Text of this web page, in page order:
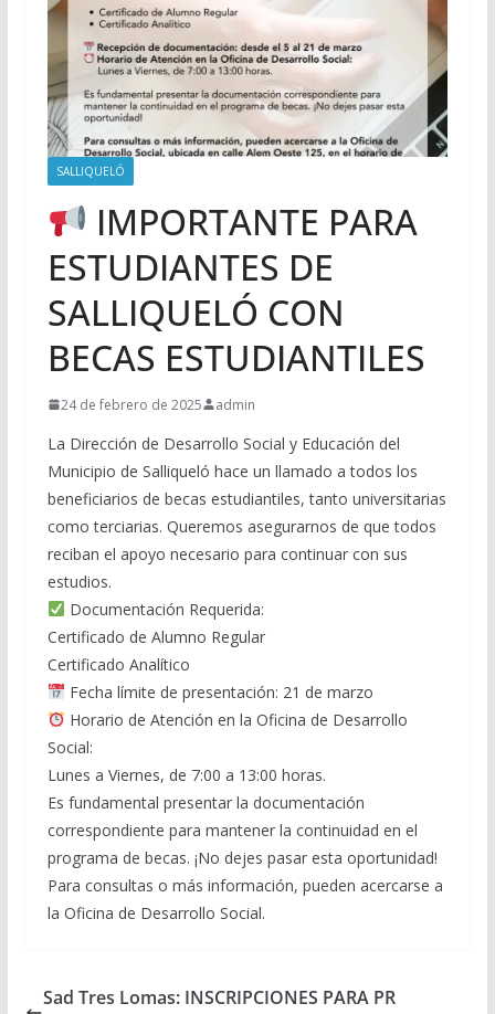
SALLIQUELÓ
IMPORTANTE PARA
ESTUDIANTES DE
SALLIQUELÓ CON
BECAS ESTUDIANTILES
24 de febrero de 2025 admin
La Dirección de Desarrollo Social y Educación del
Municipio de Salliqueló hace un llamado a todos los
beneficiarios de becas estudiantiles, tanto universitarias
como terciarias. Queremos asegurarnos de que todos
reciban el apoyo necesario para continuar con sus
estudios.
Documentación Requerida:
Certificado de Alumno Regular
Certificado Analítico
Fecha límite de presentación: 21 de marzo
Horario de Atención en la Oficina de Desarrollo
Social:
Lunes a Viernes, de 7:00 a 13:00 horas.
Es fundamental presentar la documentación
correspondiente para mantener la continuidad en el
programa de becas. ¡No dejes pasar esta oportunidad!
Para consultas o más información, pueden acercarse a
la Oficina de Desarrollo Social.
Sad Tres Lomas: INSCRIPCIONES PARA PR